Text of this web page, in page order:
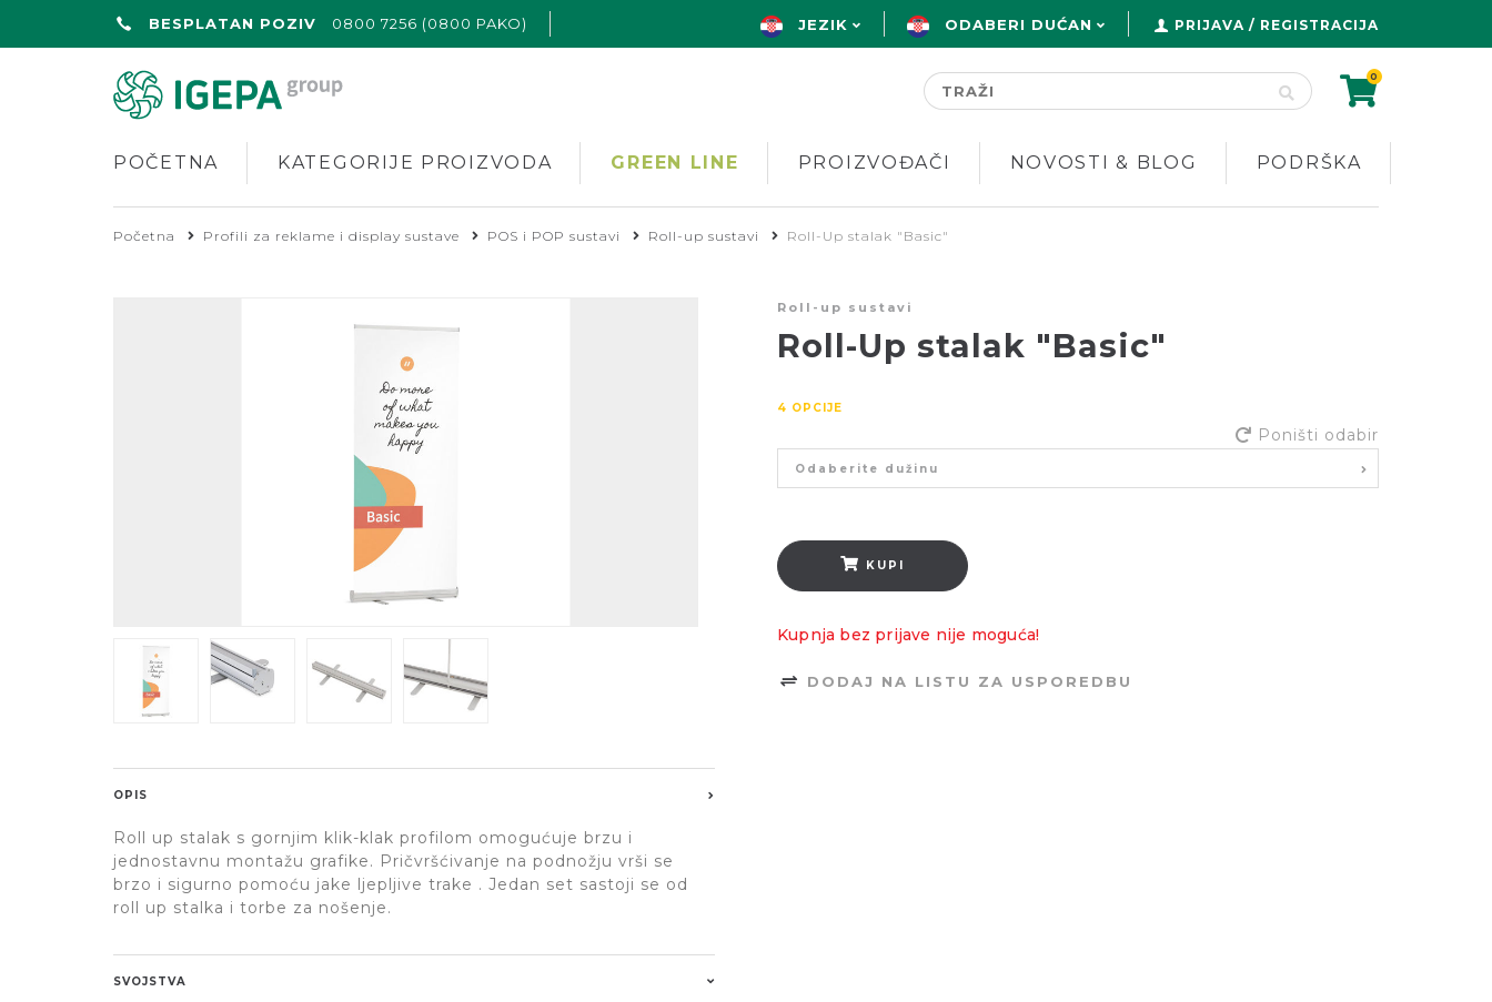
BESPLATAN POZIV 0800 7256 (0800 PAKO) JEZIK ODABERI DUĆAN
0
PRIJAVA / REGISTRACIJA
POČETNA KATEGORIJE PROIZVODA GREEN LINE PROIZVOĐAČI NOVOSTI & BLOG PODRŠKA
Početna Profili za reklame i display sustave POS i POP sustavi Roll-up sustavi Roll-Up stalak "Basic"
Roll-up sustavi
Roll-Up stalak "Basic"
4 OPCIJE
Poništi odabir
Odaberite dužinu
KUPI
Kupnja bez prijave nije moguća!
DODAJ NA LISTU ZA USPOREDBU
OPIS
Roll up stalak s gornjim klik-klak profilom omogućuje brzu i
jednostavnu montažu grafike. Pričvršćivanje na podnožju vrši se
brzo i sigurno pomoću jake ljepljive trake . Jedan set sastoji se od
roll up stalka i torbe za nošenje.
SVOJSTVA